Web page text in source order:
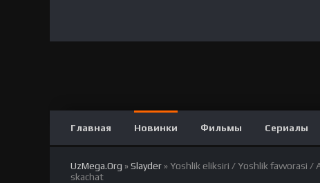
Главная Новинки Фильмы Сериалы
UzMega.Org »Slayder » Yoshlik eliksiri / Yoshlik favvorasi /
skachat